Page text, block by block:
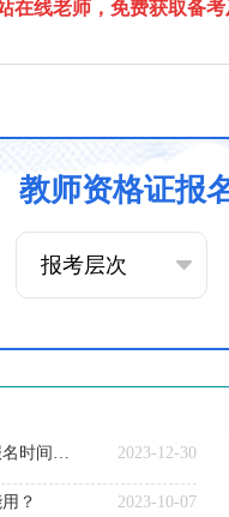
在线老师，免费获取备考
教师资格证报
2023-12-30
？ 2023-10-07